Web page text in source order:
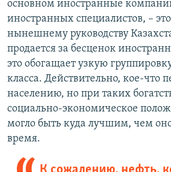
основном иностранные
иностранных специалистов, –
нынешнему руководству
продается за бесценок
это обогащает узкую
класса. Действительно, кое-что
населению, но при таких
социально-экономическое
могло быть куда лучшим, чем
время.